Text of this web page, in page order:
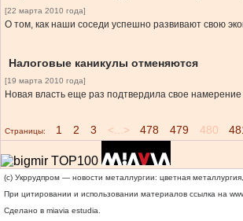
[22 марта 2010 года]
О том, как наши соседи успешно развивают свою
Налоговые каникулы отменяются
[19 марта 2010 года]
Новая власть еще раз подтвердила свое
Страницы: 1 2 3 <...> 478 479 480
(c) Укррудпром — новости металлургии: цветная
При цитировании и использовании материалов ссылка на
Сделано в miavia estudia.